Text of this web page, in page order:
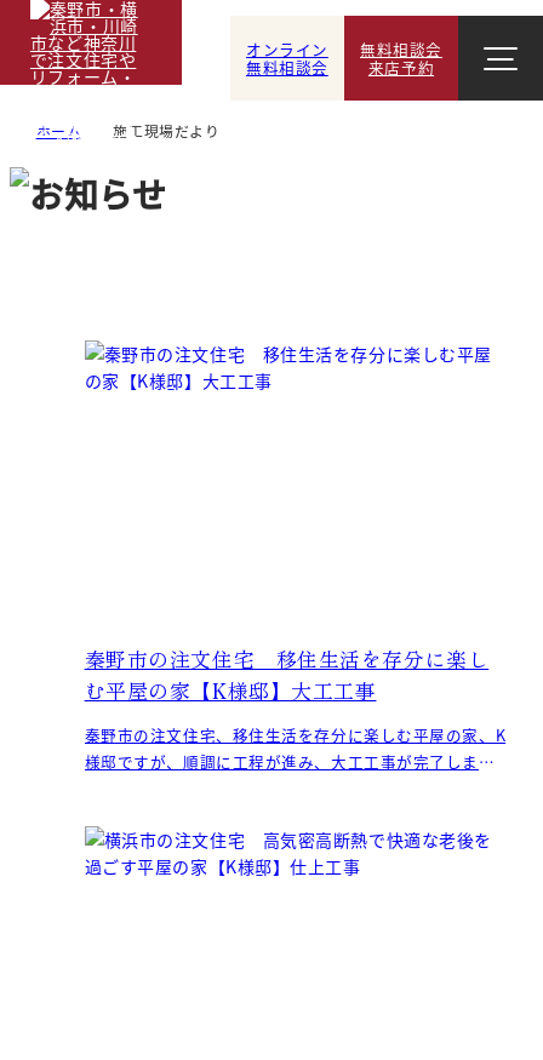
オンライン
無料相談会
無料相談会
来店予約
ホーム 施工現場だより
秦野市の注文住宅 移住生活を存分に楽し
む平屋の家【K様邸】大工工事
秦野市の注文住宅、移住生活を存分に楽しむ平屋の家、K
様邸ですが、順調に工程が進み、大工工事が完了しまし